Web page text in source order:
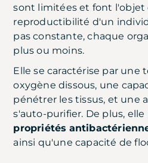
sont limitées et font l'objet
reproductibilité d'un
pas constante, chaque
plus ou moins.
Elle se caractérise par une
oxygène dissous, une
pénétrer les tissus, et une
s'auto-purifier. De plus,
propriétés
ainsi qu'une capacité de